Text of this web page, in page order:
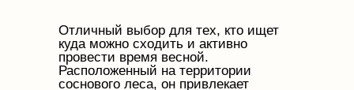
Отличный выбор для тех, кто ищет
куда можно сходить и активно
провести время весной.
Расположенный на территории
соснового леса, он привлекает